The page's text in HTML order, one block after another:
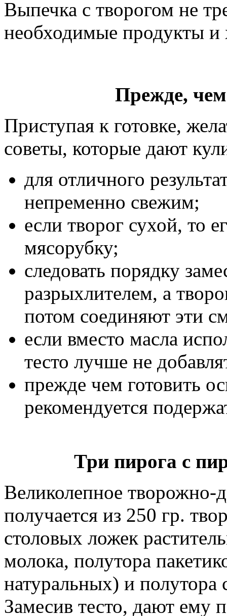
Выпечка с творогом не
необходимые продукты и
Прежде,
Приступая к готовке,
советы, которые дают
для отличного
непременно свежим;
если творог сухой, то
мясорубку;
следовать порядку
разрыхлителем, а
потом соединяют эти
если вместо масла
тесто лучше не
прежде чем готовить
рекомендуется
Три пирога с
Великолепное творожно-
получается из 250 гр.
столовых ложек
молока, полутора
натуральных) и полутора
Замесив тесто, дают ему